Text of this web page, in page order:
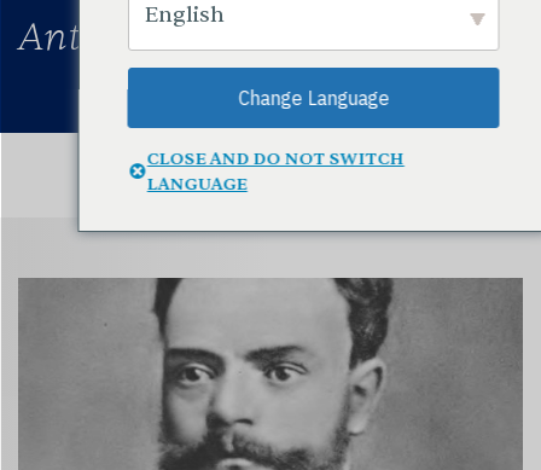
Antonín Dvořák
English
Change Language
CLOSE AND DO NOT SWITCH
LANGUAGE